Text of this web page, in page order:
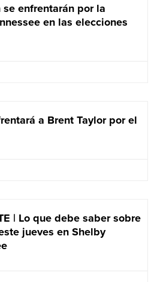
enfrentarán por la
en las elecciones
a Brent Taylor por el
| Lo que debe saber sobre
jueves en Shelby